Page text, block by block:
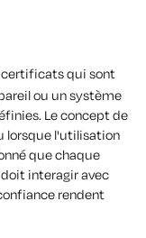
qui sont
ou un système
Le concept de
lorsque l'utilisation
que chaque
interagir avec
rendent